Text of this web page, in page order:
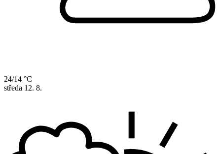
24/14 °C
středa 12. 8.